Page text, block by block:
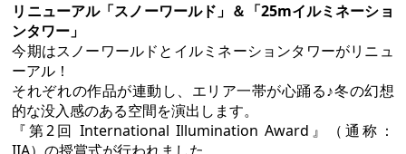
リニューアル「スノーワールド」＆「25mイルミネーショ
ンタワー」
今期はスノーワールドとイルミネーションタワーがリニュ
ーアル！
それぞれの作品が連動し、エリア一帯が心踊る♪冬の幻想
的な没入感のある空間を演出します。
『第2回 International Illumination Award』（通称：